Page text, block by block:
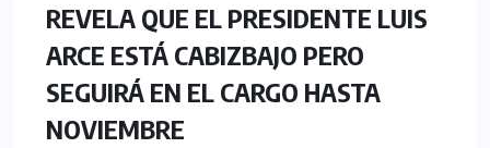
REVELA QUE EL PRESIDENTE LUIS
ARCE ESTÁ CABIZBAJO PERO
SEGUIRÁ EN EL CARGO HASTA
NOVIEMBRE